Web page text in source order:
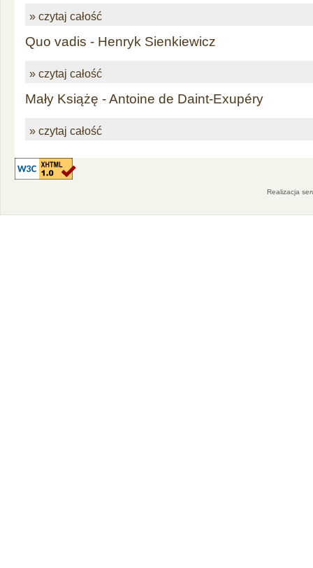
» czytaj całość
Quo vadis - Henryk Sienkiewicz
» czytaj całość
Mały Książę - Antoine de Daint-Exupéry
» czytaj całość
Realizacja